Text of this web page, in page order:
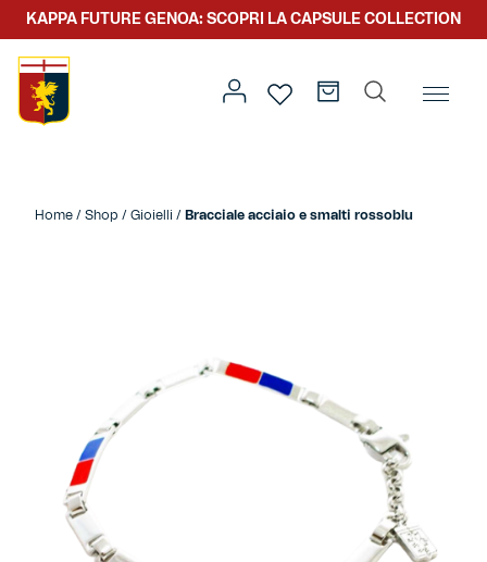
Prima squadra
Primavera
Kombat XXV
Genoa x Rolling Stone
Training
KAPPA FUTURE GENOA: SCOPRI LA CAPSULE COLLECTION
smalti rossoblu
Home / Shop / Gioielli / Bracciale acciaio e smalti rossoblu